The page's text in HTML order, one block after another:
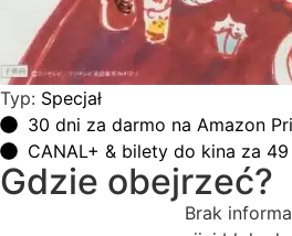
Typ: Specjał
30 dni za darmo na Amazon
CANAL+ & bilety do kina za 49
Gdzie obejrzeć?
Brak